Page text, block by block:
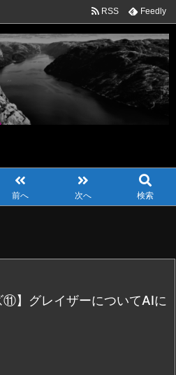
前へ 次へ 検索
RSS Feedly
⑪】グレイザーについてAIに